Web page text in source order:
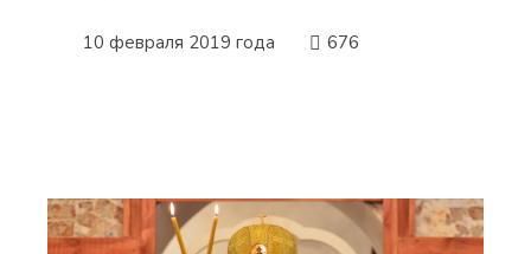
10 февраля 2019 года 676